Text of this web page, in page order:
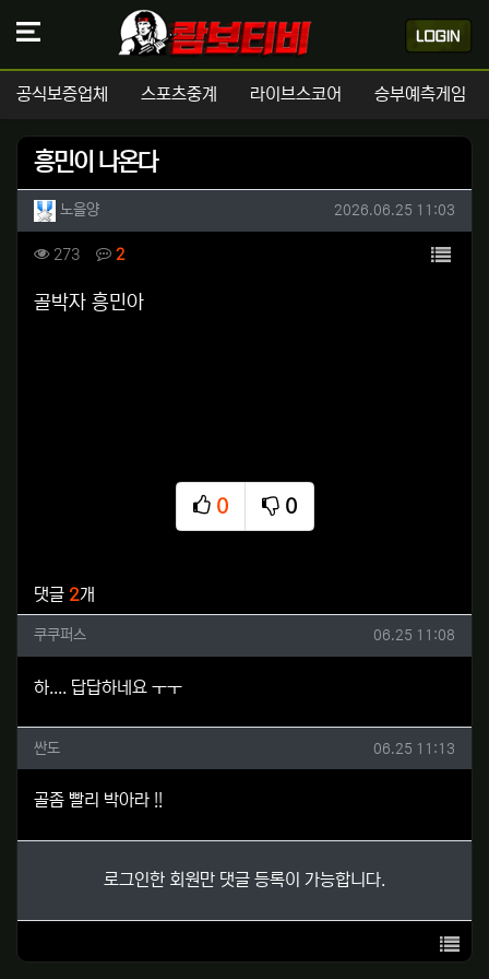
공식보증업체 스포츠중계 라이브스코어 승부예측게임
흥민이 나온다
작성자 정보
노을양작성 작성일
2026.06.25 11:03
컨텐츠 정보
273조회 2댓글 목록
본문
골박자 흥민아
0
추천
0
비추천
댓글 2개
쿠쿠퍼스님의 댓글
쿠쿠퍼스 작성일
06.25 11:08
하.... 답답하네요 ㅜㅜ
싼도님의 댓글
싼도 작성일
06.25 11:13
골좀 빨리 박아라 !!
로그인한 회원만 댓글 등록이 가능합니다.
목록